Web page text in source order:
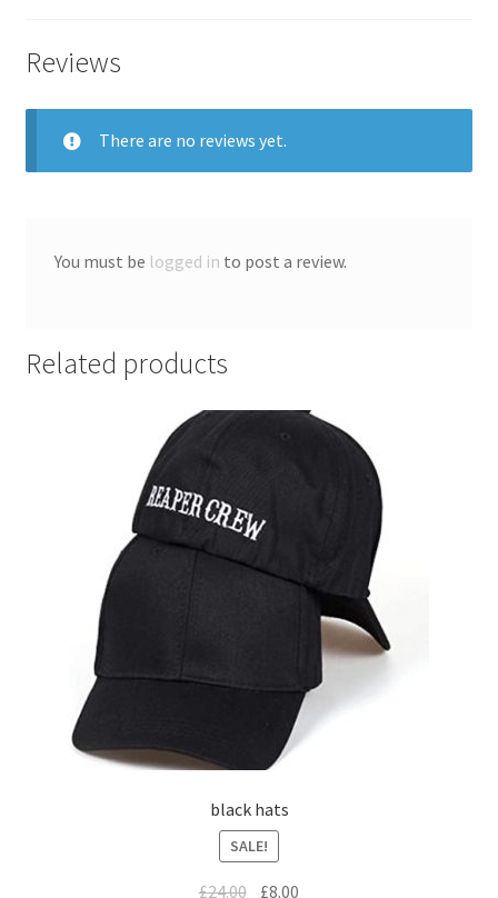
Reviews
There are no reviews yet.
You must be logged in to post a review.
Related products
black hats
SALE!
£24.00 £8.00